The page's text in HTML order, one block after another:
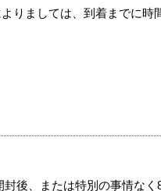
りましては、到着までに時
後、または特別の事情なく